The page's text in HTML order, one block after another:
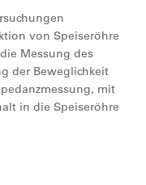
von Speiseröhre
Messung des
der Beweglichkeit
mit
in die Speiseröhre